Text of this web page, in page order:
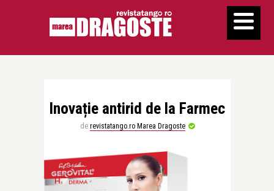
Inovație antirid de la Farmec
de revistatango.ro Marea Dragoste